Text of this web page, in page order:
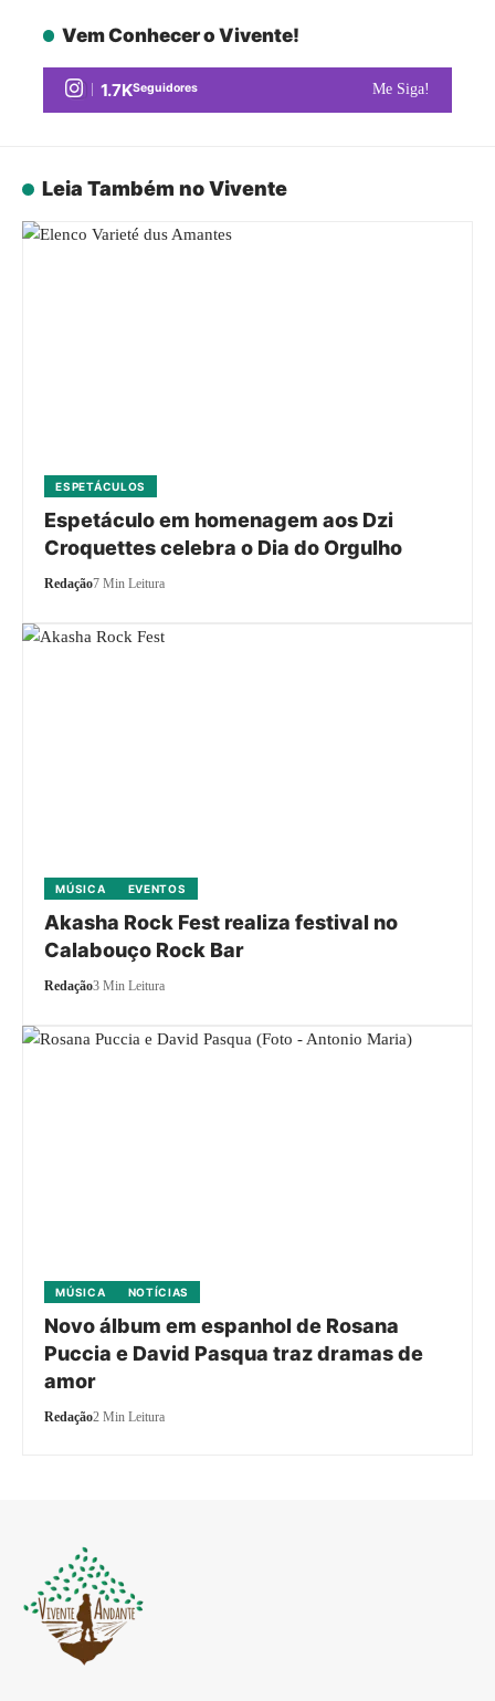
Vem Conhecer o Vivente!
1.7KSeguidores Me Siga!
Leia Também no Vivente
ESPETÁCULOS
Espetáculo em homenagem aos Dzi
Croquettes celebra o Dia do Orgulho
Redação7 Min Leitura
MÚSICA EVENTOS
Akasha Rock Fest realiza festival no
Calabouço Rock Bar
Redação3 Min Leitura
MÚSICA NOTÍCIAS
Novo álbum em espanhol de Rosana
Puccia e David Pasqua traz dramas de
amor
Redação2 Min Leitura